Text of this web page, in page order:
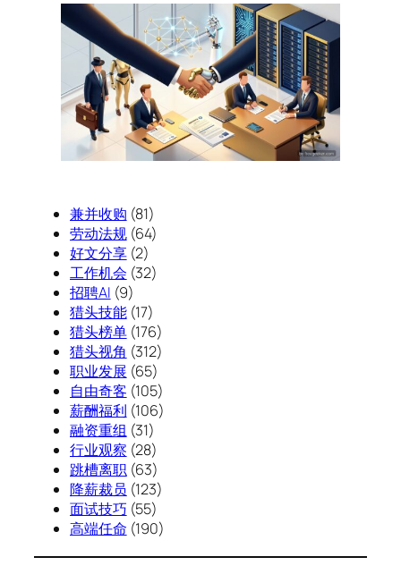
兼并收购 (81)
劳动法规(64)
好文分享(2)
工作机会 (32)
招聘AI (9)
猎头技能(17)
猎头榜单(176)
猎头视角 (312)
职业发展 (65)
自由奇客 (105)
薪酬福利 (106)
融资重组 (31)
行业观察 (28)
跳槽离职(63)
降薪裁员 (123)
面试技巧 (55)
高端任命 (190)